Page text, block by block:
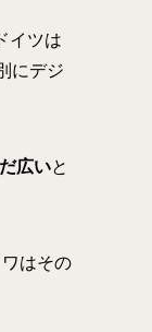
イツは
にデジ
広いと
はその